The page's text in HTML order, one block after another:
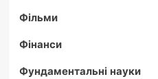
Фільми
Фінанси
Фундаментальні науки